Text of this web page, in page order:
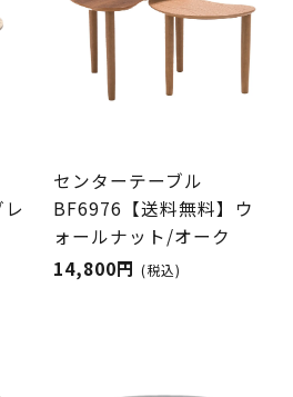
センターテーブル
BF6976【送料無料】ウ
ォールナット/オーク
14,800円(税込)